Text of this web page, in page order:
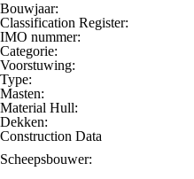
Bouwjaar:
Classification Register:
IMO nummer:
Categorie:
Voorstuwing:
Type:
Masten:
Material Hull:
Dekken:
Construction Data
Scheepsbouwer: